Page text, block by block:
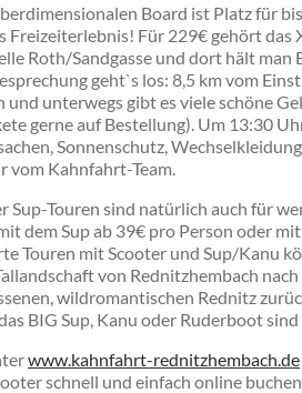
Board ist Platz für
Freizeiterlebnis! Für 229€ gehört das
Roth/Sandgasse und dort hält
geht`s los: 8,5 km vom
und unterwegs gibt es viele schöne
gerne auf Bestellung). Um 13:30
Sonnenschutz,
vom Kahnfahrt-Team.
Sup-Touren sind natürlich auch für
dem Sup ab 39€ pro Person oder
Touren mitScooter und Sup/Kanu
von Rednitzhembach
wildromantischen Rednitz
BIG Sup, Kanu oder Ruderboot
www.kahnfahrt-rednitzhembach.de
schnell und einfach online